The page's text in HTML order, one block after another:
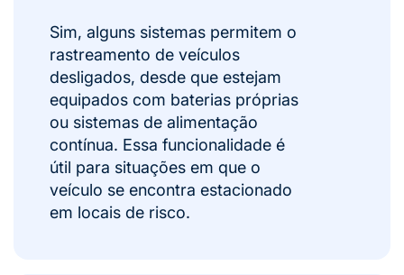
Sim, alguns sistemas permitem o
rastreamento de veículos
desligados, desde que estejam
equipados com baterias próprias
ou sistemas de alimentação
contínua. Essa funcionalidade é
útil para situações em que o
veículo se encontra estacionado
em locais de risco.